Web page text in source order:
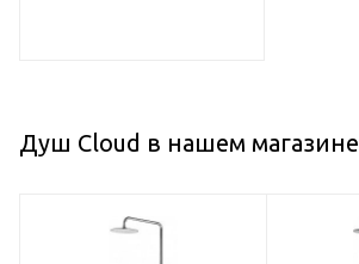
Душ Cloud в нашем магазине